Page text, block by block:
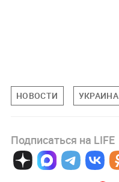
НОВОСТИ УКРАИНА
Подписаться на LIFE